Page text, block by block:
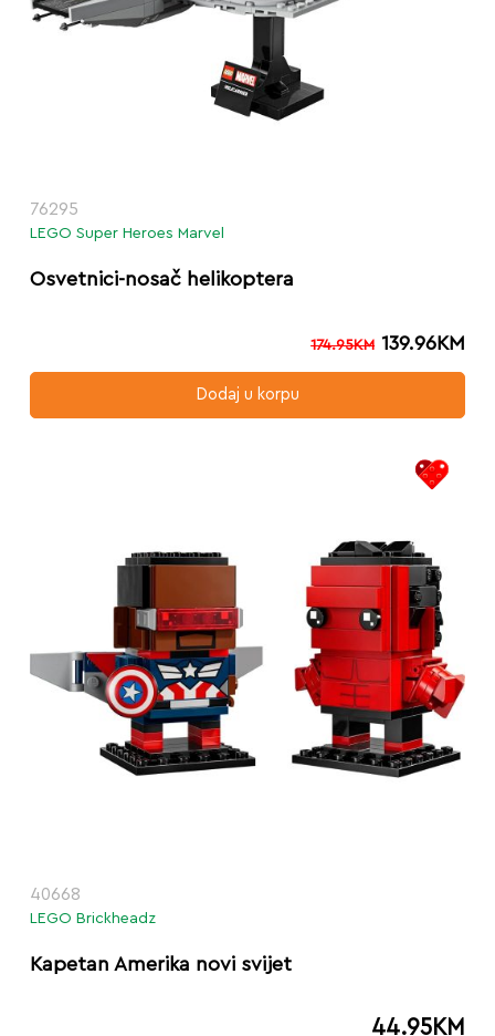
76295
LEGO Super Heroes Marvel
Osvetnici-nosač helikoptera
174.95KM 139.96KM
Dodaj u korpu
40668
LEGO Brickheadz
Kapetan Amerika novi svijet
44.95KM